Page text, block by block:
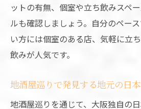
ットの有無、個室や立ち飲みスペ
ルも確認しましょう。自分のペー
い方には個室のある店、気軽に立
飲みが人気です。
地酒屋巡りで発見する地元の日
地酒屋巡りを通じて、大阪独自の